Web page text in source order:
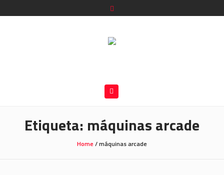
Etiqueta: máquinas arcade
Home/máquinas arcade